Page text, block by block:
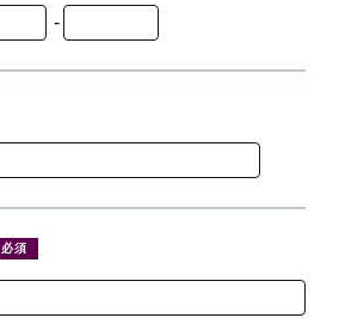
-
必須